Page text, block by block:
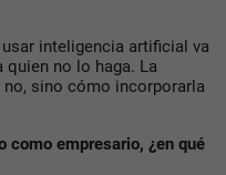
inteligencia artificial va
quien no lo haga. La
sino cómo incorporarla
como empresario, ¿en qué